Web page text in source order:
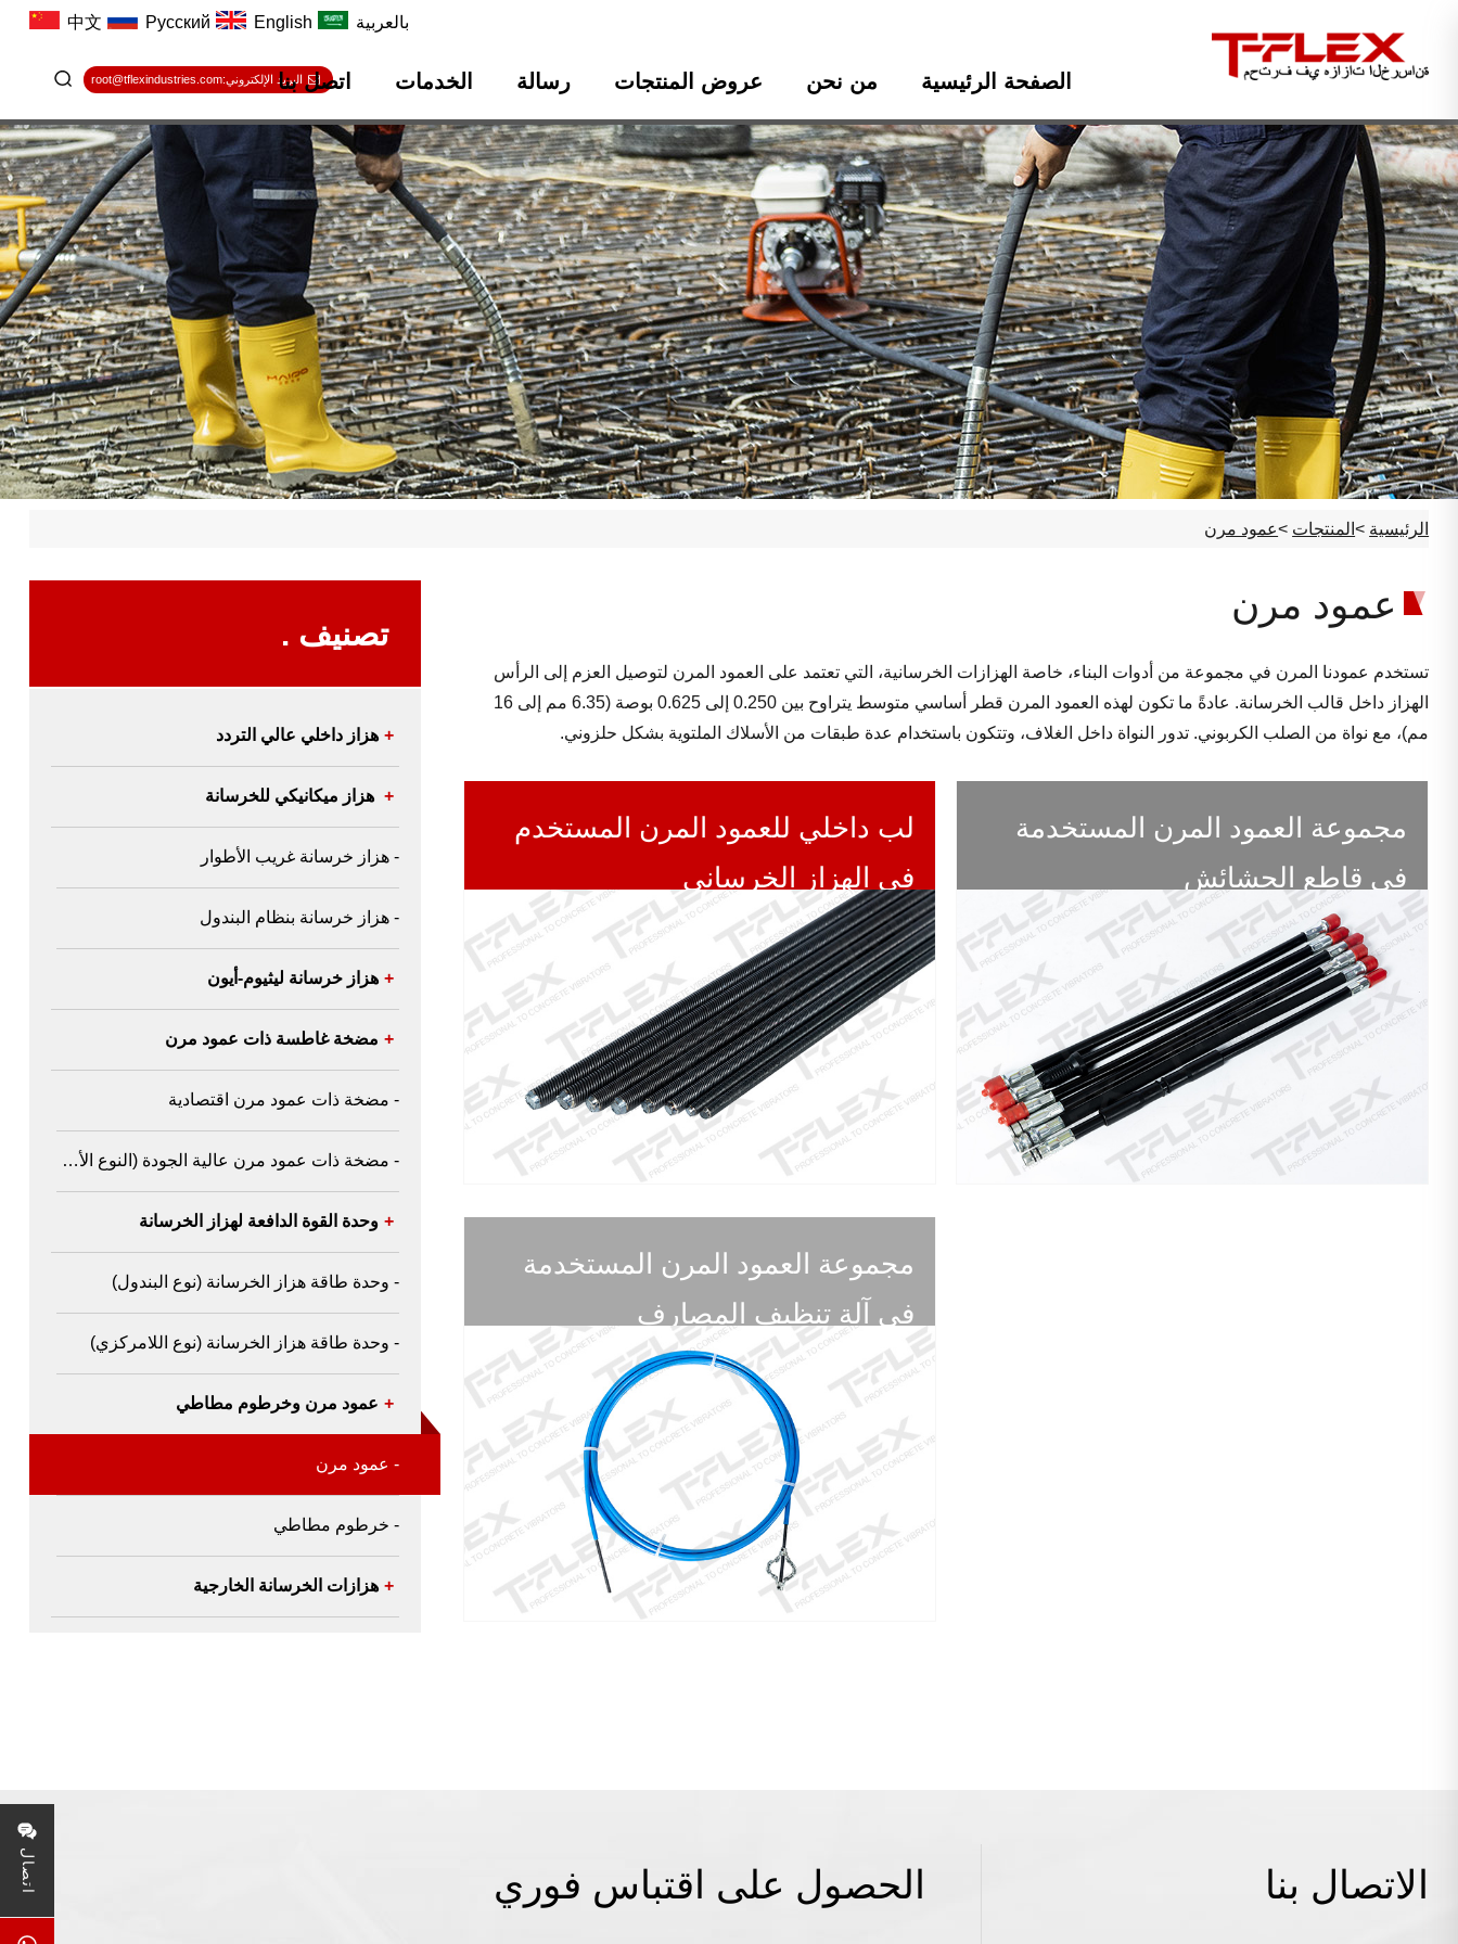
بالعربية English
Русский
中文
اتصل بنا الخدمات رسالة عروض المنتجات من نحن الصفحة الرئيسية البريد الإلكتروني:root@tflexindustries.com
الرئيسية >المنتجات >عمود مرن
تصنيف .
+ هزاز داخلي عالي التردد
+ هزاز ميكانيكي للخرسانة
- هزاز خرسانة غريب الأطوار
- هزاز خرسانة بنظام البندول
+ هزاز خرسانة ليثيوم-أيون
+ مضخة غاطسة ذات عمود مرن
- مضخة ذات عمود مرن اقتصادية
- مضخة ذات عمود مرن عالية الجودة (النوع الأسترالي)
+ وحدة القوة الدافعة لهزاز الخرسانة
- وحدة طاقة هزاز الخرسانة (نوع البندول)
- وحدة طاقة هزاز الخرسانة (نوع اللامركزي)
+ عمود مرن وخرطوم مطاطي
- عمود مرن
- خرطوم مطاطي
+ هزازات الخرسانة الخارجية
عمود مرن
تستخدم عمودنا المرن في مجموعة من أدوات البناء، خاصة الهزازات الخرسانية، التي تعتمد على العمود المرن لتوصيل العزم إلى الرأس
الهزاز داخل قالب الخرسانة. عادةً ما تكون لهذه العمود المرن قطر أساسي متوسط ​​يتراوح بين 0.250 إلى 0.625 بوصة (6.35 مم إلى 16
مم)، مع نواة من الصلب الكربوني. تدور النواة داخل الغلاف، وتتكون باستخدام عدة طبقات من الأسلاك الملتوية بشكل حلزوني.
لب داخلي للعمود المرن المستخدم
في الهزاز الخرساني
مجموعة العمود المرن المستخدمة
في قاطع الحشائش
مجموعة العمود المرن المستخدمة
في آلة تنظيف المصارف
الحصول على اقتباس فوري الاتصال بنا اتصال